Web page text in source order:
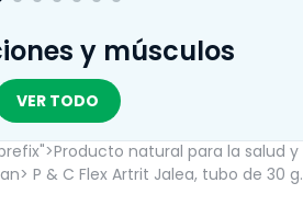
y músculos
VER TODO